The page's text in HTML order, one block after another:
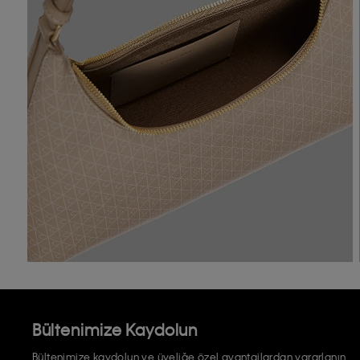
Bültenimize Kaydolun
Bültenimize kaydolun ve üyeliğe özel avantajlardan yararlanın.